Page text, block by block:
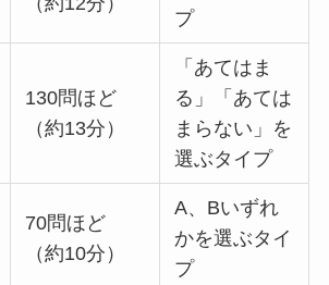
プ
130問ほど
（約13分）
「あてはま
る」「あては
まらない」を
選ぶタイプ
70問ほど
（約10分）
A、Bいずれ
かを選ぶタイ
プ